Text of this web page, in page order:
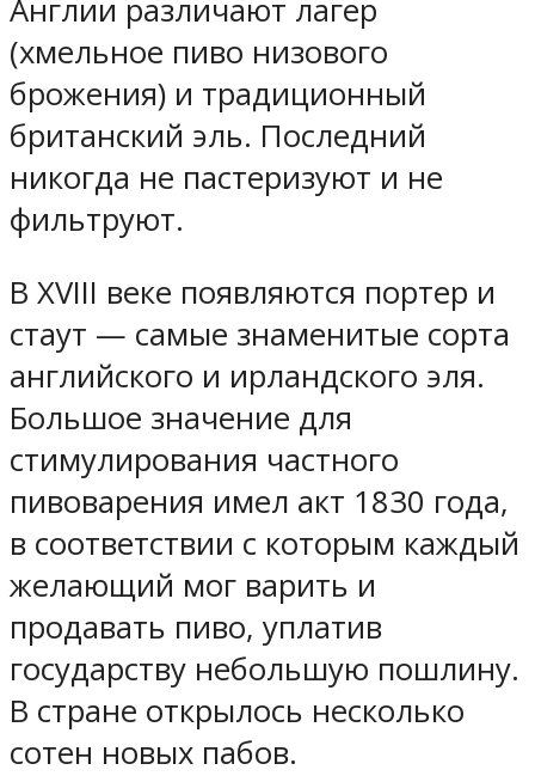
Англии различают лагер
(хмельное пиво низового
брожения) и традиционный
британский эль. Последний
никогда не пастеризуют и не
фильтруют.
В XVIII веке появляются портер и
стаут — самые знаменитые сорта
английского и ирландского эля.
Большое значение для
стимулирования частного
пивоварения имел акт 1830 года,
в соответствии с которым каждый
желающий мог варить и
продавать пиво, уплатив
государству небольшую пошлину.
В стране открылось несколько
сотен новых пабов.